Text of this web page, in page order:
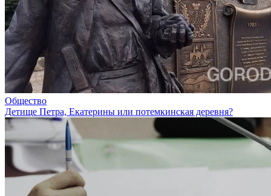
Общество
Детище Петра, Екатерины или потемкинская деревня?